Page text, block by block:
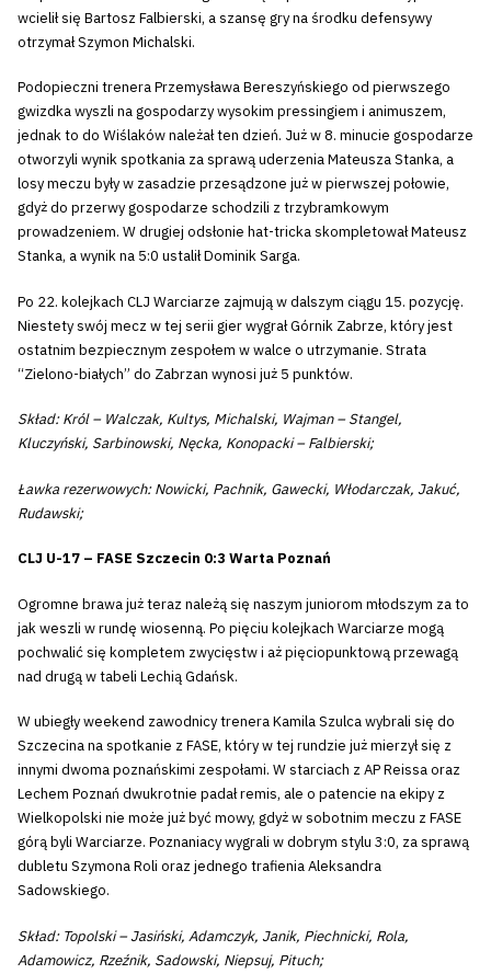
wcielił się Bartosz Falbierski, a szansę gry na środku defensywy
otrzymał Szymon Michalski.
Podopieczni trenera Przemysława Bereszyńskiego od pierwszego
gwizdka wyszli na gospodarzy wysokim pressingiem i animuszem,
jednak to do Wiślaków należał ten dzień. Już w 8. minucie gospodarze
otworzyli wynik spotkania za sprawą uderzenia Mateusza Stanka, a
losy meczu były w zasadzie przesądzone już w pierwszej połowie,
gdyż do przerwy gospodarze schodzili z trzybramkowym
prowadzeniem. W drugiej odsłonie hat-tricka skompletował Mateusz
Stanka, a wynik na 5:0 ustalił Dominik Sarga.
Po 22. kolejkach CLJ Warciarze zajmują w dalszym ciągu 15. pozycję.
Niestety swój mecz w tej serii gier wygrał Górnik Zabrze, który jest
ostatnim bezpiecznym zespołem w walce o utrzymanie. Strata
“Zielono-białych” do Zabrzan wynosi już 5 punktów.
Skład: Król – Walczak, Kultys, Michalski, Wajman – Stangel,
Kluczyński, Sarbinowski, Nęcka, Konopacki – Falbierski;
Ławka rezerwowych: Nowicki, Pachnik, Gawecki, Włodarczak, Jakuć,
Rudawski;
CLJ U-17 – FASE Szczecin 0:3 Warta Poznań
Ogromne brawa już teraz należą się naszym juniorom młodszym za to
jak weszli w rundę wiosenną. Po pięciu kolejkach Warciarze mogą
pochwalić się kompletem zwycięstw i aż pięciopunktową przewagą
nad drugą w tabeli Lechią Gdańsk.
W ubiegły weekend zawodnicy trenera Kamila Szulca wybrali się do
Szczecina na spotkanie z FASE, który w tej rundzie już mierzył się z
innymi dwoma poznańskimi zespołami. W starciach z AP Reissa oraz
Lechem Poznań dwukrotnie padał remis, ale o patencie na ekipy z
Wielkopolski nie może już być mowy, gdyż w sobotnim meczu z FASE
górą byli Warciarze. Poznaniacy wygrali w dobrym stylu 3:0, za sprawą
dubletu Szymona Roli oraz jednego trafienia Aleksandra
Sadowskiego.
Skład: Topolski – Jasiński, Adamczyk, Janik, Piechnicki, Rola,
Adamowicz, Rzeźnik, Sadowski, Niepsuj, Pituch;